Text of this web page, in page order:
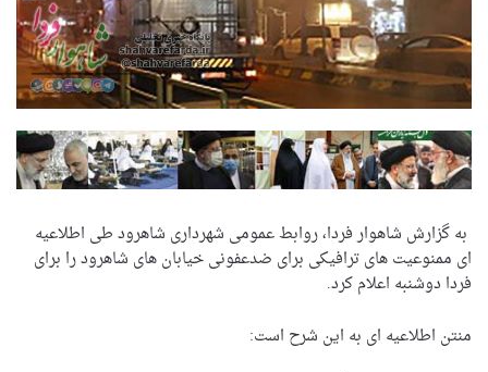
‍ به گزارش شاهوار فردا، روابط عمومی شهرداری شاهرود طی اطلاعیه
ای ممنوعیت های ترافیکی برای ضدعفونی خیابان های شاهرود را برای
فردا دوشنبه اعلام کرد.
منتن اطلاعیه ای به این شرح است: